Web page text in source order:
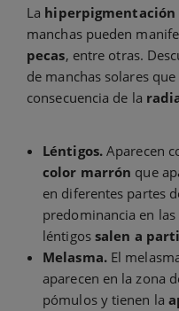
La hiperpigmentación
manchas pueden
pecas, entre otras.
de manchas solares
consecuencia de la
Léntigos.Aparecen
color marrón que
en diferentes partes
predominancia en
léntigos salen a
Melasma.El
aparecen en la zona
pómulos y tienen la